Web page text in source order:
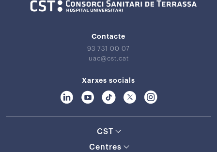
Contacte
93 731 00 07
uac@cst.cat
Xarxes socials
CST
Centres